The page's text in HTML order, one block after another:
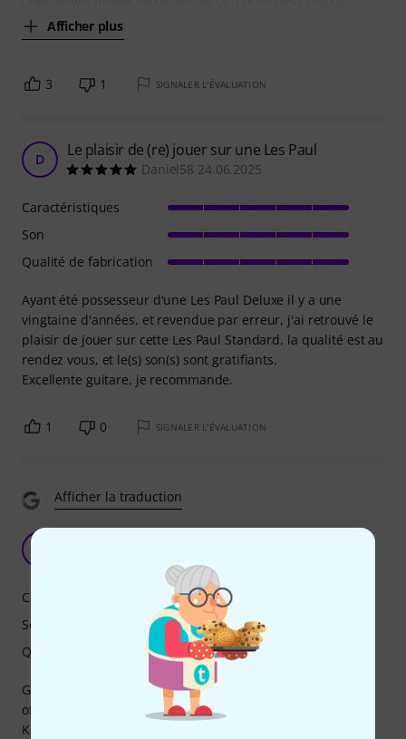
Afficher plus
3 1 SIGNALER L'ÉVALUATION
D Le plaisir de (re) jouer sur une Les Paul
Daniel58 24.06.2025
Ayant été possesseur d'une Les Paul Deluxe il y a une
vingtaine d'années, et revendue par erreur, j'ai retrouvé le
plaisir de jouer sur cette Les Paul Standard, la qualité est au
rendez vous, et le(s) son(s) sont gratifiants.
Excellente guitare, je recommande.
Caractéristiques
Son
Qualité de fabrication
1 0 SIGNALER L'ÉVALUATION
Afficher la traduction
Great Guitar, great sound. It's a Gibson. If you wont sound
of Gibson - buy the original!
Killer sound and color.
Caractéristiques
Son
Qualité de fabrication